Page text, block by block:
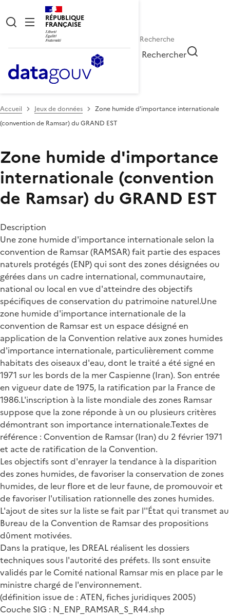
RÉPUBLIQUE
FRANÇAISE
Rechercher
Accueil Jeux de données
Zone humide d'importance internationale
(convention de Ramsar) du GRAND EST
Zone humide d'importance
internationale (convention
de Ramsar) du GRAND EST
Description
Une zone humide d'importance internationale selon la
convention de Ramsar (RAMSAR) fait partie des espaces
naturels protégés (ENP) qui sont des zones désignées ou
gérées dans un cadre international, communautaire,
national ou local en vue d'atteindre des objectifs
spécifiques de conservation du patrimoine naturel.Une
zone humide d'importance internationale de la
convention de Ramsar est un espace désigné en
application de la Convention relative aux zones humides
d'importance internationale, particulièrement comme
habitats des oiseaux d'eau, dont le traité a été signé en
1971 sur les bords de la mer Caspienne (Iran). Son entrée
en vigueur date de 1975, la ratification par la France de
1986.L'inscription à la liste mondiale des zones Ramsar
suppose que la zone réponde à un ou plusieurs critères
démontrant son importance internationale.Textes de
référence : Convention de Ramsar (Iran) du 2 février 1971
et acte de ratification de la Convention.
Les objectifs sont d'enrayer la tendance à la disparition
des zones humides, de favoriser la conservation de zones
humides, de leur flore et de leur faune, de promouvoir et
de favoriser l'utilisation rationnelle des zones humides.
L'ajout de sites sur la liste se fait par l''État qui transmet au
Bureau de la Convention de Ramsar des propositions
dûment motivées.
Dans la pratique, les DREAL réalisent les dossiers
techniques sous l'autorité des préfets. Ils sont ensuite
validés par le Comité national Ramsar mis en place par le
ministre chargé de l'environnement.
(définition issue de : ATEN, fiches juridiques 2005)
Couche SIG : N_ENP_RAMSAR_S_R44.shp